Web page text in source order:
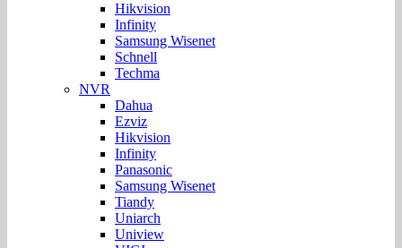
Hikvision
Infinity
Samsung Wisenet
Schnell
Techma
NVR
Dahua
Ezviz
Hikvision
Infinity
Panasonic
Samsung Wisenet
Tiandy
Uniarch
Uniview